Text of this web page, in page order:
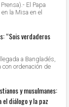
El Papa
la Misa en el
“Sois verdaderos
a Bangladés,
ordenación de
y musulmanes:
diálogo y la paz